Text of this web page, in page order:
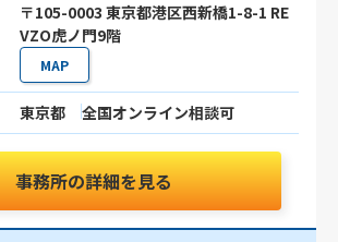
〒105-0003 東京都港区⻄新橋1-8-1 RE
VZO虎ノ門9階
MAP
東京都 全国オンライン相談可
事務所の詳細を見る